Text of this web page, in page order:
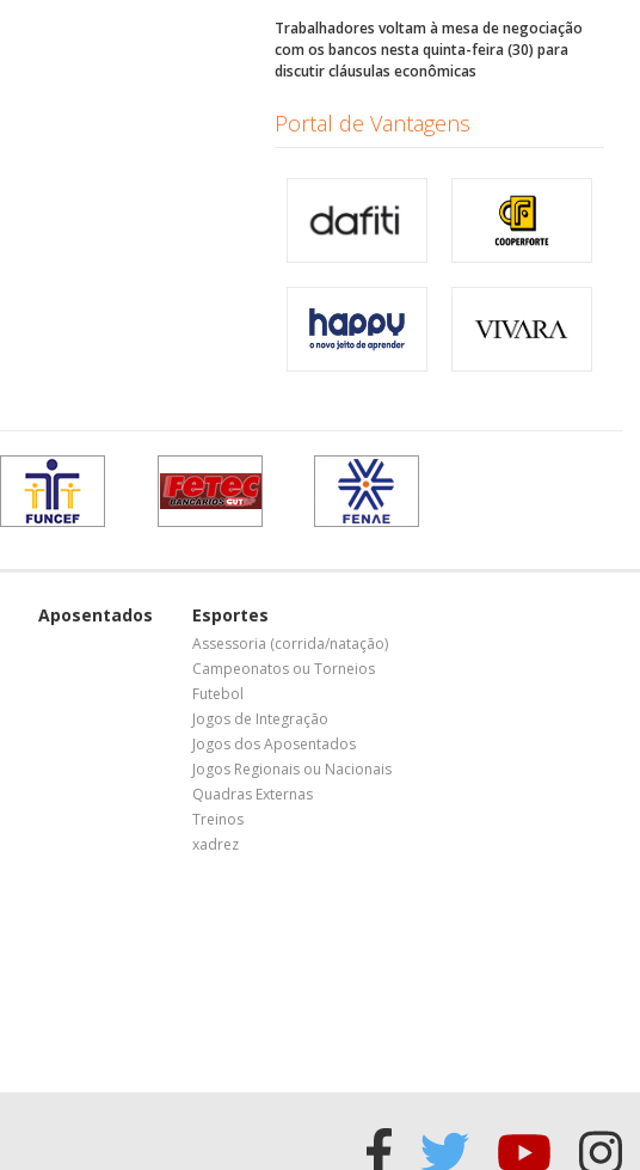
Trabalhadores voltam à mesa de negociação
com os bancos nesta quinta-feira (30) para
discutir cláusulas econômicas
Portal de Vantagens
Aposentados Esportes
Assessoria (corrida/natação)
Campeonatos ou Torneios
Futebol
Jogos de Integração
Jogos dos Aposentados
Jogos Regionais ou Nacionais
Quadras Externas
Treinos
xadrez
Acessar
Acessar